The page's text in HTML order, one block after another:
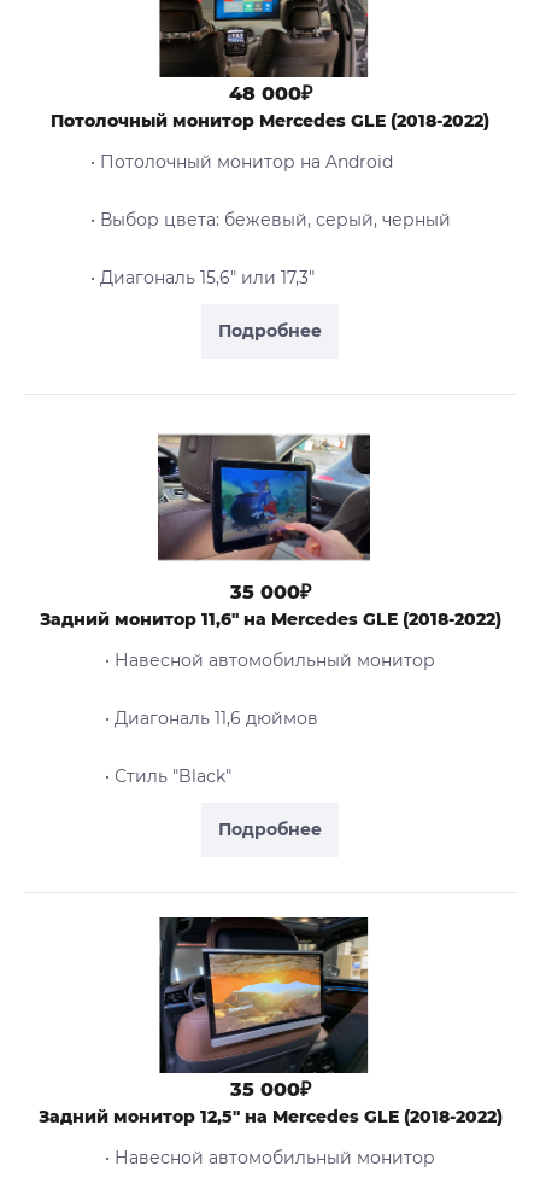
Подробнее
48 000₽
Потолочный монитор Mercedes GLE (2018-2022)
• Потолочный монитор на Android
• Выбор цвета: бежевый, серый, черный
• Диагональ 15,6" или 17,3"
Подробнее
35 000₽
Задний монитор 11,6" на Mercedes GLE (2018-2022)
• Навесной автомобильный монитор
• Диагональ 11,6 дюймов
• Стиль "Black"
35 000₽
Задний монитор 12,5" на Mercedes GLE (2018-2022)
• Навесной автомобильный монитор